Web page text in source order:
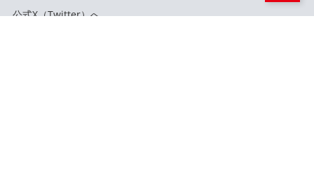
公式X（Twitter）へ